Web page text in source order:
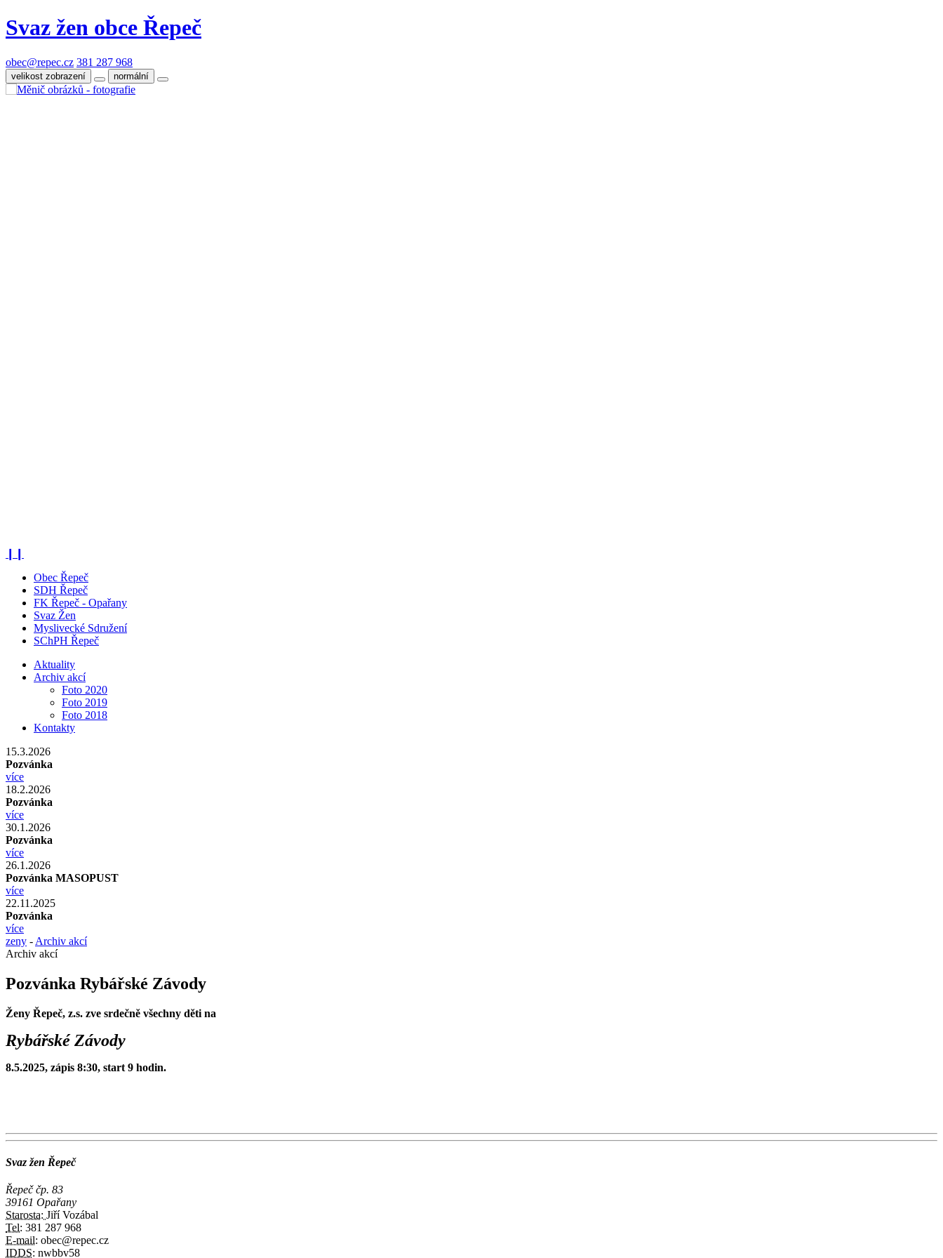
Svaz žen obce Řepeč
obec@repec.cz 381 287 968
velikost zobrazení normální
Obec Řepeč
SDH Řepeč
FK Řepeč - Opařany
Svaz Žen
Myslivecké Sdružení
SChPH Řepeč
Aktuality
Archiv akcí
Foto 2020
Foto 2019
Foto 2018
Kontakty
15.3.2026
Pozvánka
více
18.2.2026
Pozvánka
více
30.1.2026
Pozvánka
více
26.1.2026
Pozvánka MASOPUST
více
22.11.2025
Pozvánka
více
zeny - Archiv akcí
Archiv akcí
Pozvánka Rybářské Závody
Ženy Řepeč, z.s. zve srdečně všechny děti na
Rybářské Závody
8.5.2025, zápis 8:30, start 9 hodin.
Svaz žen Řepeč
Řepeč čp. 83
39161 Opařany
Starosta: Jiří Vozábal
Tel: 381 287 968
E-mail: obec@repec.cz
IDDS: nwbbv58